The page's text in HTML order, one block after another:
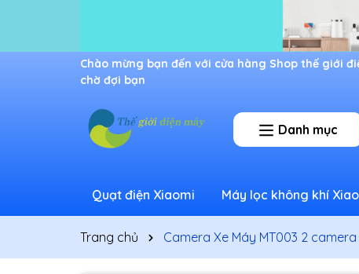
Ưu đãi lớn dành cho thành viên mới
Danh mục
Quạt điện Xiaomi Máy lọc không khí
Trang chủ Camera Xe Máy MT003 2 camera